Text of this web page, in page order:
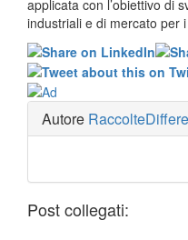
applicata con l’obiettivo di
industriali e di mercato per
Autore
Post collegati: